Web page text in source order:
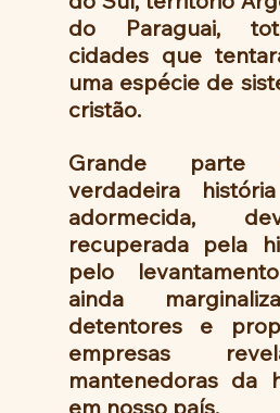
do Paraguai,
cidades que
uma espécie de
cristão.
Grande parte
verdadeira
adormecida,
recuperada pela
pelo
ainda
detentores e
empresas
mantenedoras da
em nosso país.